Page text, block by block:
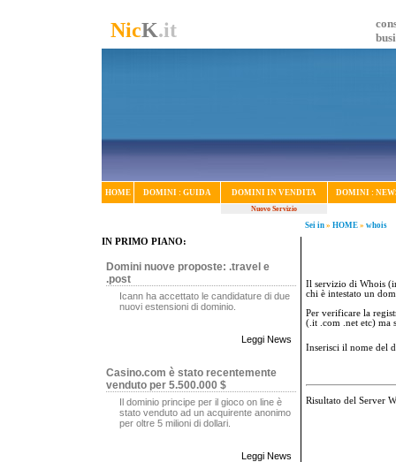
NicK.it
HOME DOMINI : GUIDA DOMINI IN VENDITA DOMINI :
Nuovo Servizio
Sei in » HOME » whois
IN PRIMO PIANO:
Domini nuove proposte: .travel e
.post
Icann ha accettato le candidature di due
nuovi estensioni di dominio.
Leggi News
Casino.com è stato recentemente
venduto per 5.500.000 $
Il dominio principe per il gioco on line è
stato venduto ad un acquirente anonimo
per oltre 5 milioni di dollari.
Leggi News
Il servizio di Whois
chi è intestato un
Per verificare la
(.it .com .net etc) ma
Inserisci il nome del
Risultato del Server